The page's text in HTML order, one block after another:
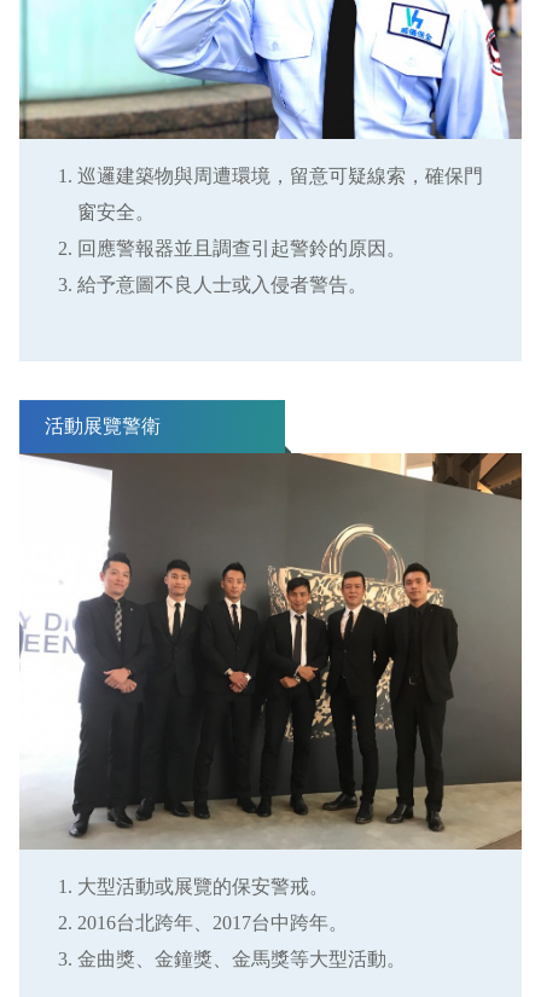
巡邏建築物與周遭環境，留意可疑線索，確保門
窗安全。
回應警報器並且調查引起警鈴的原因。
給予意圖不良人士或入侵者警告。
活動展覽警衛
大型活動或展覽的保安警戒。
2016台北跨年、2017台中跨年。
金曲獎、金鐘獎、金馬獎等大型活動。